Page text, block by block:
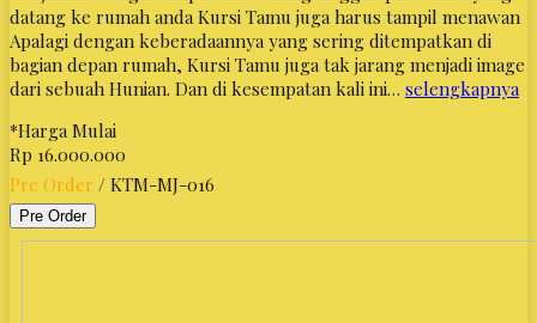
datang ke rumah anda Kursi Tamu juga harus tampil menawan
Apalagi dengan keberadaannya yang sering ditempatkan di
bagian depan rumah, Kursi Tamu juga tak jarang menjadi image
dari sebuah Hunian. Dan di kesempatan kali ini… selengkapnya
*Harga Mulai
Rp 16.000.000
Pre Order / KTM-MJ-016
Pre Order